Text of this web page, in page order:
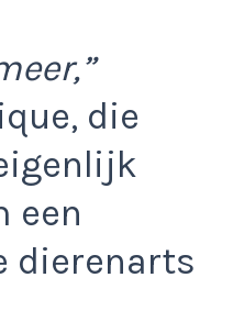
die
een
dierenarts